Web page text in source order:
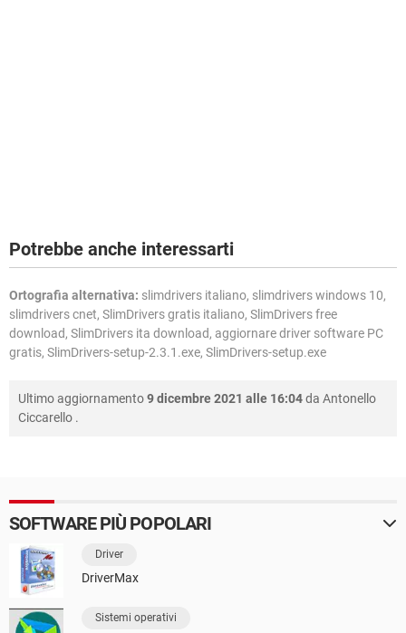
Potrebbe anche interessarti
Ortografia alternativa: slimdrivers italiano, slimdrivers windows 10,
slimdrivers cnet, SlimDrivers gratis italiano, SlimDrivers free
download, SlimDrivers ita download, aggiornare driver software PC
gratis, SlimDrivers-setup-2.3.1.exe, SlimDrivers-setup.exe
Ultimo aggiornamento9 dicembre 2021 alle 16:04da Antonello
Ciccarello .
SOFTWARE PIÙ POPOLARI
Driver
DriverMax
Sistemi operativi